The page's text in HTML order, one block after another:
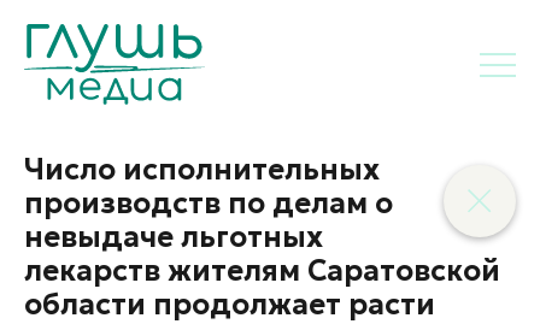
Число исполнительных
производств по делам о
невыдаче льготных
лекарств жителям Саратовской
области продолжает расти